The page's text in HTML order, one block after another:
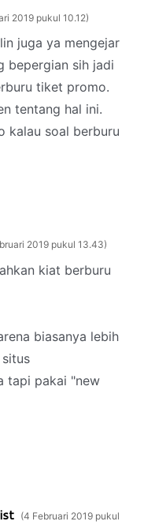
2019 pukul 10.12
juga ya mengejar
bepergian sih jadi
tiket promo.
tentang hal ini.
kalau soal berburu
2019 pukul 13.43
kiat berburu
biasanya lebih
tapi pakai "new
4 Februari 2019 pukul